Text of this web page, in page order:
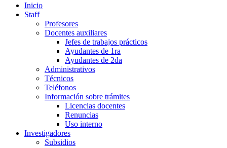
Inicio
Staff
Profesores
Docentes auxiliares
Jefes de trabajos prácticos
Ayudantes de 1ra
Ayudantes de 2da
Administrativos
Técnicos
Teléfonos
Información sobre trámites
Licencias docentes
Renuncias
Uso interno
Investigadores
Subsidios